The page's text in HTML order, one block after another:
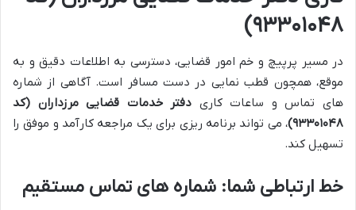
۹۳۳۰۱۰۴۸)
در مسیر پرپیچ و خم امور قضایی، دسترسی به اطلاعات دقیق و به
موقع، همچون قطب نمایی در دست مسافر است. آگاهی از شماره
های تماس و ساعات کاری دفتر خدمات قضایی مرزداران (کد
۹۳۳۰۱۰۴۸) ، می تواند برنامه ریزی برای یک مراجعه کارآمد و موفق را
تسهیل کند.
خط ارتباطی شما: شماره های تماس مستقیم